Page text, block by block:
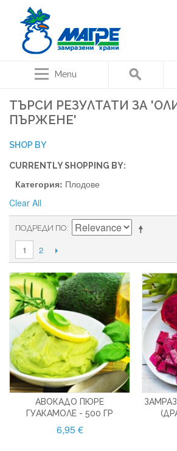
Menu
ТЪРСИ РЕЗУЛТАТИ ЗА
ПЪРЖЕНЕ'
SHOP BY
CURRENTLY SHOPPING BY:
Категория: Плодове
Clear All
ПОДРЕДИ ПО
1 2
АВОКАДО ПЮРЕ
ГУАКАМОЛЕ - 500 ГР
6,95 €